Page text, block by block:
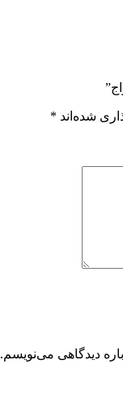
شده‌اند *
دیدگاهی می‌نویسم.